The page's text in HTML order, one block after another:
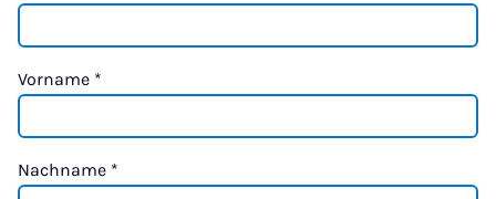
Vorname *
Nachname *